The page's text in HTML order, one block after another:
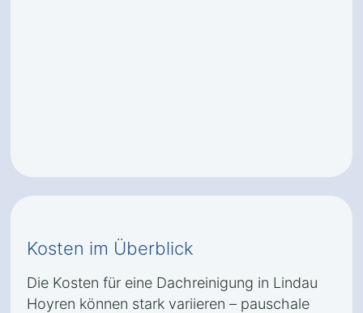
Kosten im Überblick
Die Kosten für eine Dachreinigung in Lindau
Hoyren können stark variieren – pauschale